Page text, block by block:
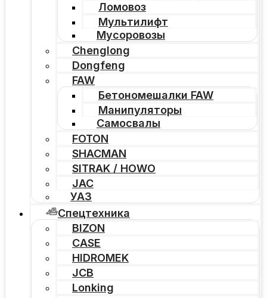
Ломовоз
Мультилифт
Мусоровозы
Chenglong
Dongfeng
FAW
Бетономешалки FAW
Манипуляторы
Самосвалы
FOTON
SHACMAN
SITRAK / HOWO
JAC
УАЗ
Спецтехника
BIZON
CASE
HIDROMEK
JCB
Lonking